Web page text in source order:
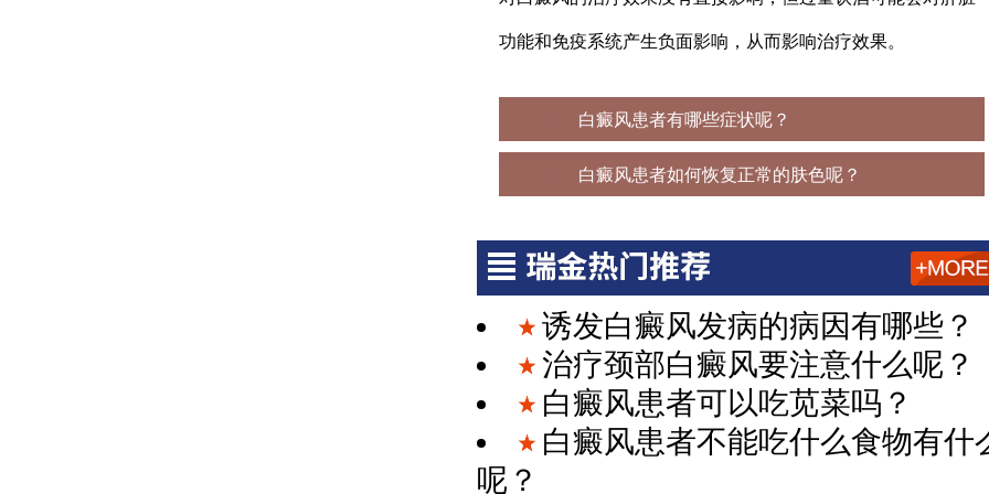
功能和免疫系统产生负面影响，从而影响治疗效果。
白癜风患者有哪些症状呢？
白癜风患者如何恢复正常的肤色呢？
诱发白癜风发病的病因有哪些？
治疗颈部白癜风要注意什么呢？
白癜风患者可以吃苋菜吗？
白癜风患者不能吃什么食物有什
呢？